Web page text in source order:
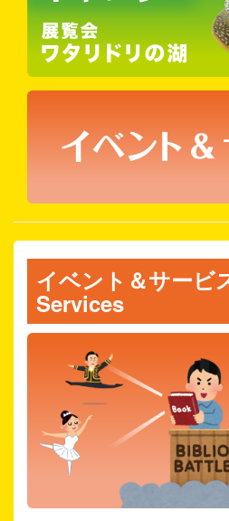
イベント＆サービ
Services